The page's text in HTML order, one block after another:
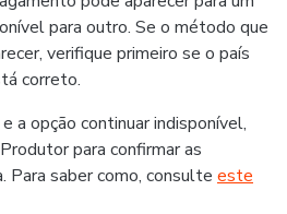
para outro. Se o método que
verifique primeiro se o país
correto.
a opção continuar indisponível,
para confirmar as
Para saber como, consulte este